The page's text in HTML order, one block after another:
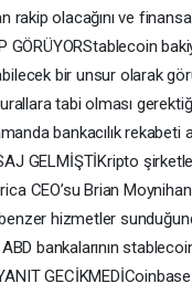
olacağını ve
GÖRÜYORStablecoin
bir unsur olarak
tabi olması
bankacılık rekabeti
GELMİŞTİKripto
CEO’su Brian
hizmetler
bankalarının